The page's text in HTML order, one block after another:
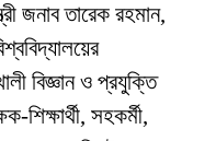
জনাব তারেক রহমান,
বিজ্ঞান ও প্রযুক্তি
শিক্ষার্থী, সহকর্মী,